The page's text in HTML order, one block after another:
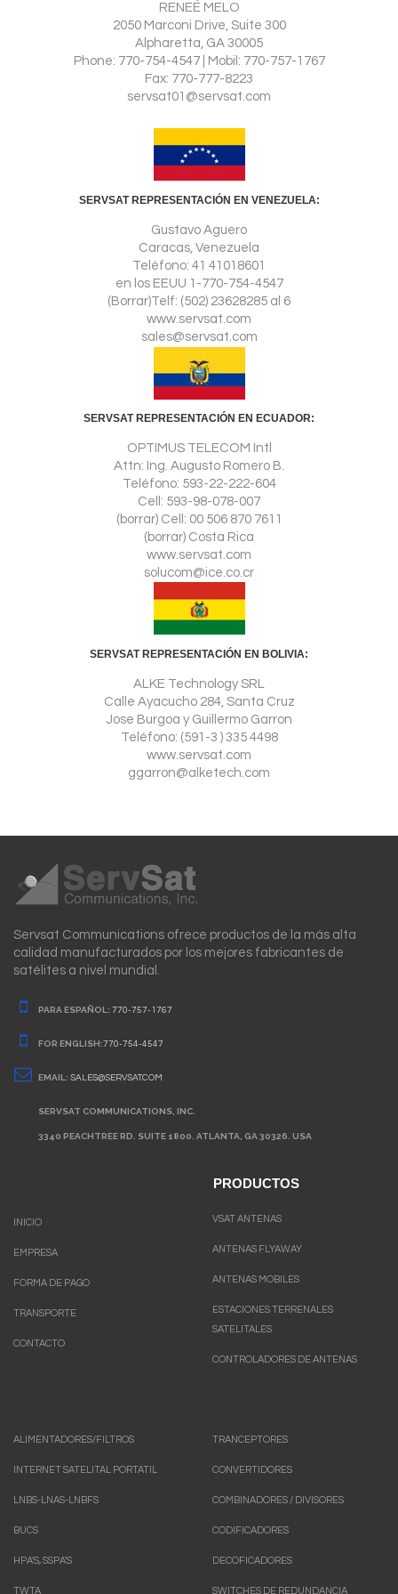
RENEÉ MELO
2050 Marconi Drive, Suite 300
Alpharetta, GA 30005
Phone: 770-754-4547 | Mobil: 770-757-1767
Fax: 770-777-8223
servsat01@servsat.com
SERVSAT REPRESENTACIÓN EN VENEZUELA:
Gustavo Aguero
Caracas, Venezuela
Teléfono: 41 41018601
en los EEUU 1-770-754-4547
(Borrar)Telf: (502) 23628285 al 6
www.servsat.com
sales@servsat.com
SERVSAT REPRESENTACIÓN EN ECUADOR:
OPTIMUS TELECOM Intl
Attn: Ing. Augusto Romero B.
Teléfono: 593-22-222-604
Cell: 593-98-078-007
(borrar) Cell: 00 506 870 7611
(borrar) Costa Rica
www.servsat.com
solucom@ice.co.cr
SERVSAT REPRESENTACIÓN EN BOLIVIA:
ALKE Technology SRL
Calle Ayacucho 284, Santa Cruz
Jose Burgoa y Guillermo Garron
Teléfono: (591-3 ) 335 4498
www.servsat.com
ggarron@alketech.com
Servsat Communications ofrece productos de la más alta
calidad manufacturados por los mejores fabricantes de
satélites a nivel mundial.
PARA ESPAÑOL: 770-757-1767
FOR ENGLISH:770-754-4547
EMAIL: SALES@SERVSAT.COM
SERVSAT COMMUNICATIONS, INC.
3340 PEACHTREE RD. SUITE 1800. ATLANTA, GA 30326. USA
INICIO
EMPRESA
FORMA DE PAGO
TRANSPORTE
CONTACTO
PRODUCTOS
VSAT ANTENAS
ANTENAS FLYAWAY
ANTENAS MOBILES
ESTACIONES TERRENALES
SATELITALES
CONTROLADORES DE ANTENAS
ALIMENTADORES/FILTROS
INTERNET SATELITAL PORTATIL
LNBS-LNAS-LNBFS
BUCS
HPA'S, SSPA'S
TWTA
TRANCEPTORES
CONVERTIDORES
COMBINADORES / DIVISORES
CODIFICADORES
DECOFICADORES
SWITCHES DE REDUNDANCIA